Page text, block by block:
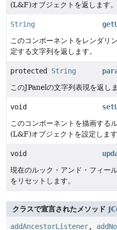
(L&F)オブジェクトを返します。
String
このコンポーネントをレンダリ
定する文字列を返します。
protected String
このJPanelの文字列表現を返しま
void
このコンポーネントを描画する
(L&F)オブジェクトを設定します
void
現在のルック・アンド・フィー
をリセットします。
クラスで宣言されたメソッド
addAncestorListener,